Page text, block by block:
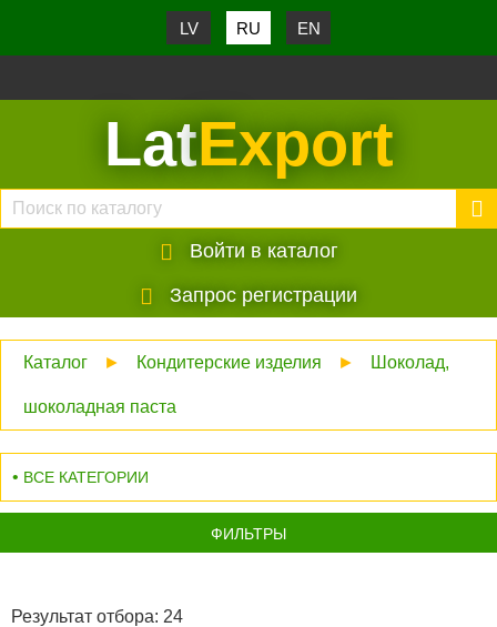
LV RU EN
LatExport
Войти в каталог
Запрос регистрации
Каталог ► Кондитерские изделия ► Шоколад,
шоколадная паста
ВСЕ КАТЕГОРИИ
ФИЛЬТРЫ
Результат отбора: 24